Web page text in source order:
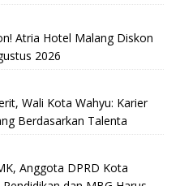
Atria Hotel Malang Diskon
2026
Wali Kota Wahyu: Karier
Berdasarkan Talenta
Anggota DPRD Kota